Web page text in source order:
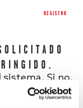
REGISTRO
sistema. Si no,